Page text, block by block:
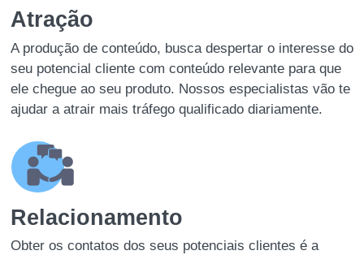
Atração
A produção de conteúdo, busca despertar o interesse do
seu potencial cliente com conteúdo relevante para que
ele chegue ao seu produto. Nossos especialistas vão te
ajudar a atrair mais tráfego qualificado diariamente.
Relacionamento
Obter os contatos dos seus potenciais clientes é a